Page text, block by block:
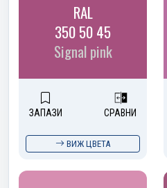
RAL
350 50 45
Signal pink
ЗАПАЗИ СРАВНИ
ВИЖ ЦВЕТА